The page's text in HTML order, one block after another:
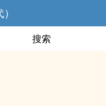
搜索